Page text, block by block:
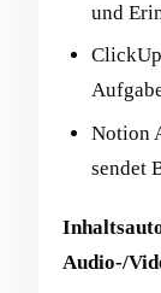
und
Notion
sendet
Audio-/